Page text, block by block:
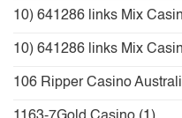
10) 641286 links Mix
10) 641286 links Mix
106 Ripper Casino